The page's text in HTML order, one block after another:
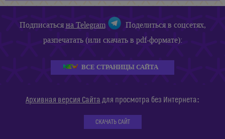
Подписатьсяна Telegram
Поделиться в соцсетях,
разпечатать (или скачать в pdf-формате):
ВСЕ СТРАНИЦЫ САЙТА
Архивная версия Сайта для просмотра без Интернета:
СКАЧАТЬ САЙТ